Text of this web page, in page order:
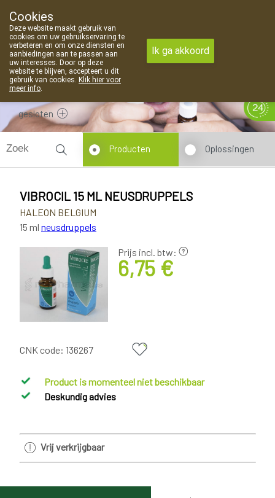
09 373 94 03
gesloten
Producten Oplossingen
VIBROCIL 15 ML NEUSDRUPPELS
HALEON BELGIUM
15 ml neusdruppels
Prijs incl. btw:
6,75 €
CNK code: 136267
Product is momenteel niet beschikbaar
Deskundig advies
Vrij verkrijgbaar
Cookies
Deze website maakt gebruik van
cookies om uw gebruikservaring te
verbeteren en om onze diensten en
aanbiedingen aan te passen aan
uw interesses. Door op deze
website te blijven, accepteert u dit
gebruik van cookies. Klik hier voor
meer info.
Ik ga akkoord